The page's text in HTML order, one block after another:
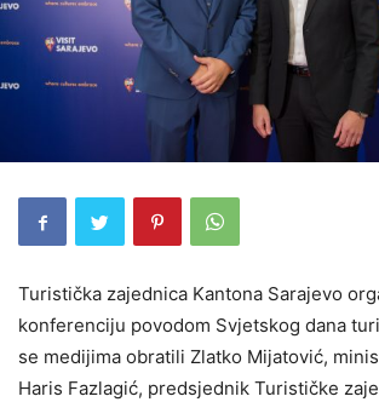
Turistička zajednica Kantona Sarajevo
konferenciju povodom Svjetskog dana
se medijima obratili Zlatko Mijatović,
Haris Fazlagić, predsjednik Turističke